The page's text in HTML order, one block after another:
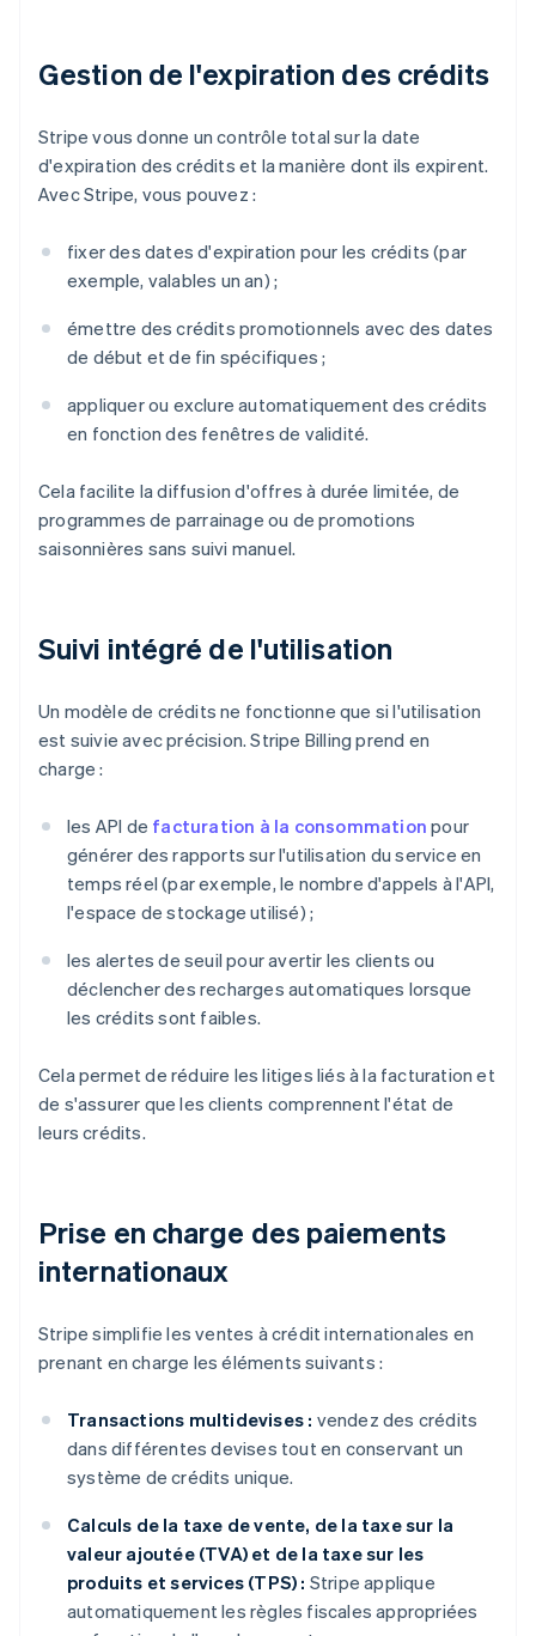
Gestion de l'expiration des crédits
Stripe vous donne un contrôle total sur la date
d'expiration des crédits et la manière dont ils expirent.
Avec Stripe, vous pouvez :
fixer des dates d'expiration pour les crédits (par
exemple, valables un an) ;
émettre des crédits promotionnels avec des dates
de début et de fin spécifiques ;
appliquer ou exclure automatiquement des crédits
en fonction des fenêtres de validité.
Cela facilite la diffusion d'offres à durée limitée, de
programmes de parrainage ou de promotions
saisonnières sans suivi manuel.
Suivi intégré de l'utilisation
Un modèle de crédits ne fonctionne que si l'utilisation
est suivie avec précision. Stripe Billing prend en
charge :
les API de facturation à la consommation pour
générer des rapports sur l'utilisation du service en
temps réel (par exemple, le nombre d'appels à l'API,
l'espace de stockage utilisé) ;
les alertes de seuil pour avertir les clients ou
déclencher des recharges automatiques lorsque
les crédits sont faibles.
Cela permet de réduire les litiges liés à la facturation et
de s'assurer que les clients comprennent l'état de
leurs crédits.
Prise en charge des paiements
internationaux
Stripe simplifie les ventes à crédit internationales en
prenant en charge les éléments suivants :
Transactions multidevises : vendez des crédits
dans différentes devises tout en conservant un
système de crédits unique.
Calculs de la taxe de vente, de la taxe sur la
valeur ajoutée (TVA) et de la taxe sur les
produits et services (TPS) : Stripe applique
automatiquement les règles fiscales appropriées